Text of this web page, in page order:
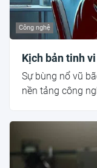
Công nghệ
Kịch bản tinh
Sự bùng nổ vũ
nền tảng công